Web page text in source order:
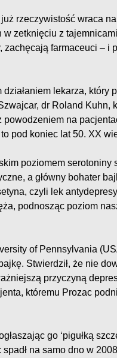
rzeczywistość wraca
w zetknięciu z
zachęcają farmaceuci – i
lekarza, który
dr Roland Kuhn,
powodzeniem na
pod koniec lat 50. XX
poziomem serotoniny
a główny bohater
czyli lek
podnosząc poziom
of Pennsylvania
Stwierdził, że nie
przyczyną
któremu Prozac
go ‘pigułką
na samo dno w